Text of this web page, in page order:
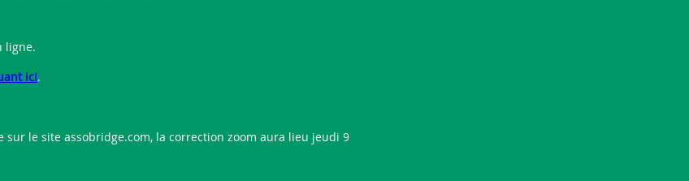
ligne.
ici.
le site assobridge.com, la correction zoom aura lieu jeudi 9